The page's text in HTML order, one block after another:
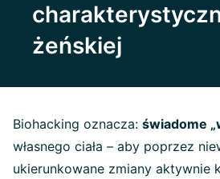
żeńskiej
Biohacking oznacza: świadome
własnego ciała – aby poprzez
ukierunkowane zmiany aktywnie